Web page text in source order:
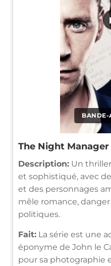
BANDE-
The Night Manager
Description: Un
et sophistiqué, avec
et des personnages
mêle romance,
politiques.
Fait: La série est une
éponyme de John le
pour sa photographie